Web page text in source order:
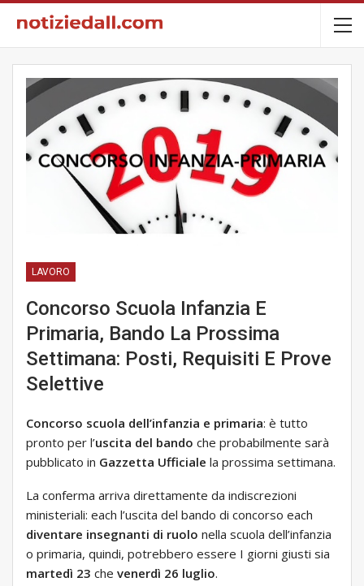
LAVORO
Concorso Scuola Infanzia E
Primaria, Bando La Prossima
Settimana: Posti, Requisiti E Prove
Selettive
Concorso scuola dell’infanzia e primaria: è tutto
pronto per l’uscita del bando che probabilmente sarà
pubblicato in Gazzetta Ufficiale la prossima settimana.
La conferma arriva direttamente da indiscrezioni
ministeriali: each l’uscita del bando di concorso each
diventare insegnanti di ruolo nella scuola dell’infanzia
o primaria, quindi, potrebbero essere I giorni giusti sia
martedì 23 che venerdì 26 luglio.